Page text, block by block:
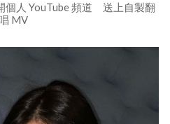
個人 YouTube 頻道 送上自製翻
MV